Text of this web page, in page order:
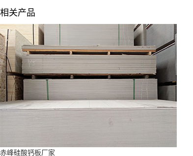
相关产品
赤峰硅酸钙板厂家